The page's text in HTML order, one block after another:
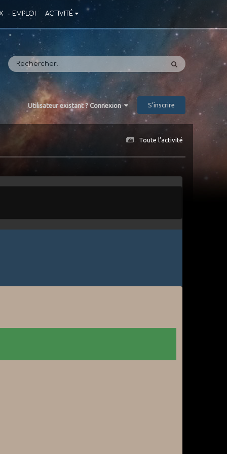
EMPLOI ACTIVITÉ
Utilisateur existant ? Connexion S’inscrire
Toute l’activité